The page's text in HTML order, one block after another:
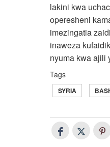
lakini kwa
operesheni
imezingatia
inaweza
nyuma kwa ajili
Tags
SYRIA